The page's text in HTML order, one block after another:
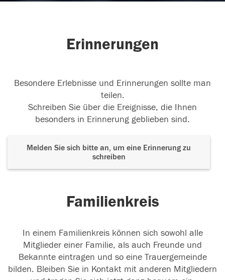
Erinnerungen
Besondere Erlebnisse und Erinnerungen sollte man
teilen.
Schreiben Sie über die Ereignisse, die Ihnen
besonders in Erinnerung geblieben sind.
Melden Sie sich bitte an, um eine Erinnerung zu
schreiben
Familienkreis
In einem Familienkreis können sich sowohl alle
Mitglieder einer Familie, als auch Freunde und
Bekannte eintragen und so eine Trauergemeinde
bilden. Bleiben Sie in Kontakt mit anderen Mitgliedern